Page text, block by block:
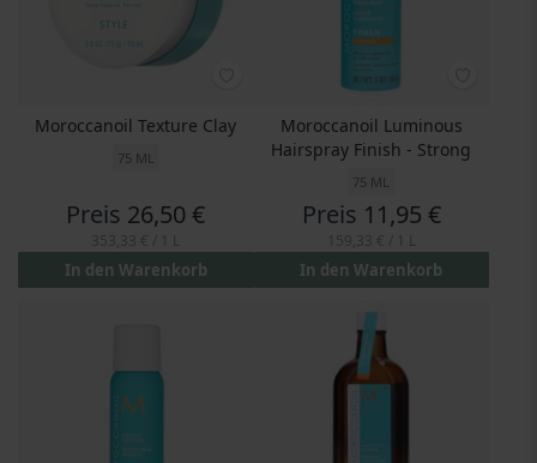
Moroccanoil Texture Clay
75 ML
Preis 26,50 €
In den Warenkorb
Moroccanoil Luminous
Hairspray Finish - Strong
75 ML
Preis 11,95 €
In den Warenkorb